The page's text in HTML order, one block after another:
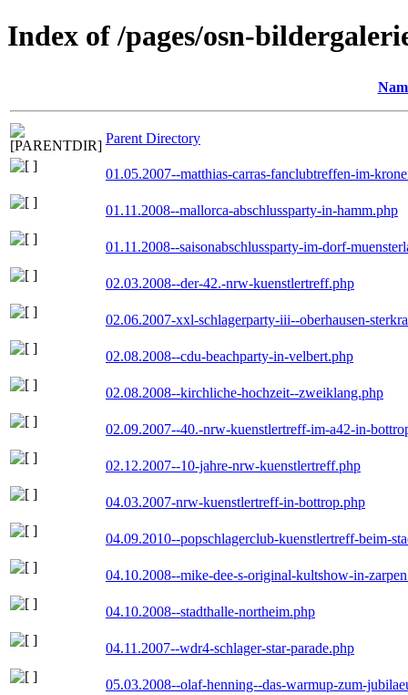
Index of /pages/osn-
Parent Directory
01.05.2007--matthias-carras-fanclubtreffen-im-
01.11.2008--mallorca-abschlussparty-in-hamm.php
01.11.2008--saisonabschlussparty-im-dorf-
02.03.2008--der-42.-nrw-kuenstlertreff.php
02.06.2007-xxl-schlagerparty-iii--oberhausen-
02.08.2008--cdu-beachparty-in-velbert.php
02.08.2008--kirchliche-hochzeit--zweiklang.php
02.09.2007--40.-nrw-kuenstlertreff-im-a42-in-
02.12.2007--10-jahre-nrw-kuenstlertreff.php
04.03.2007-nrw-kuenstlertreff-in-bottrop.php
04.09.2010--popschlagerclub-kuenstlertreff-beim-
04.10.2008--mike-dee-s-original-kultshow-in-
04.10.2008--stadthalle-northeim.php
04.11.2007--wdr4-schlager-star-parade.php
05.03.2008--olaf-henning--das-warmup-zum-